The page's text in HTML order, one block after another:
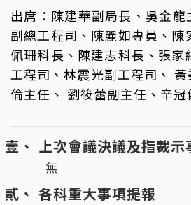
出席： 陳建華副局長、吳金
副總工程司、陳麗如專員、
佩珊科長、陳建志科長、張
工程司、林震光副工程司、
倫主任、 劉筱蕾副主任、辛
上次會議決議及指裁
無
各科重大事項提報